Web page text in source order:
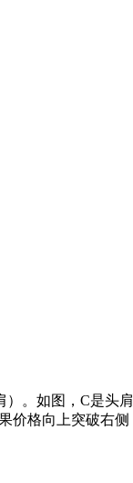
。如图，C是头肩
价格向上突破右侧